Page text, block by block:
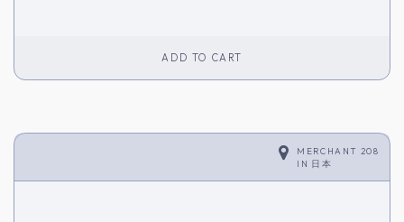
ADD TO CART
MERCHANT 208
IN 日本